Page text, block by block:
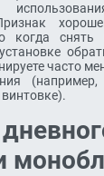
когда
часто